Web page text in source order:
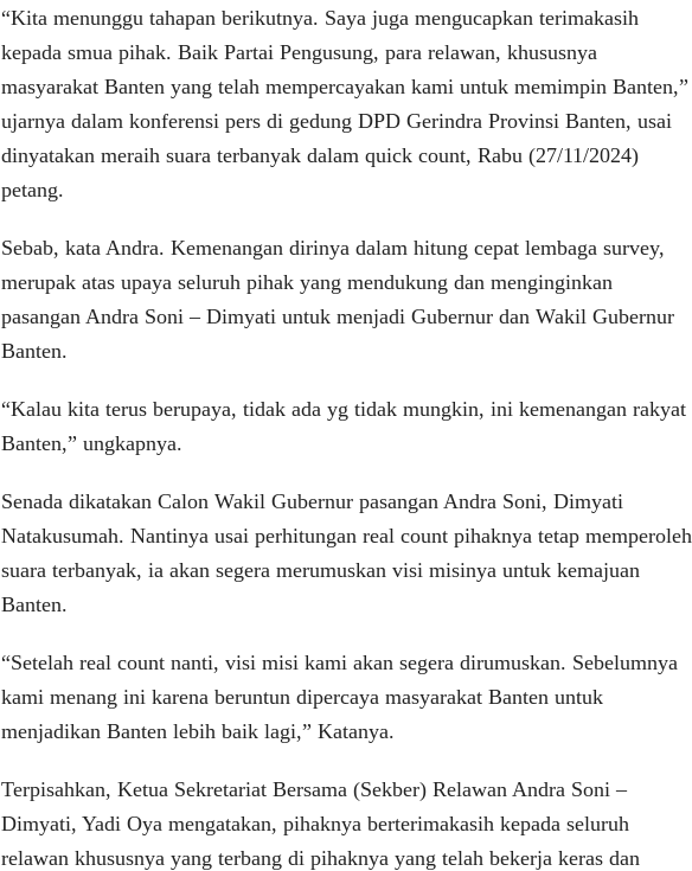
“Kita menunggu tahapan berikutnya. Saya juga mengucapkan terimakasih
kepada smua pihak. Baik Partai Pengusung, para relawan, khususnya
masyarakat Banten yang telah mempercayakan kami untuk memimpin Banten,”
ujarnya dalam konferensi pers di gedung DPD Gerindra Provinsi Banten, usai
dinyatakan meraih suara terbanyak dalam quick count, Rabu (27/11/2024)
petang.
Sebab, kata Andra. Kemenangan dirinya dalam hitung cepat lembaga survey,
merupak atas upaya seluruh pihak yang mendukung dan menginginkan
pasangan Andra Soni – Dimyati untuk menjadi Gubernur dan Wakil Gubernur
Banten.
“Kalau kita terus berupaya, tidak ada yg tidak mungkin, ini kemenangan rakyat
Banten,” ungkapnya.
Senada dikatakan Calon Wakil Gubernur pasangan Andra Soni, Dimyati
Natakusumah. Nantinya usai perhitungan real count pihaknya tetap memperoleh
suara terbanyak, ia akan segera merumuskan visi misinya untuk kemajuan
Banten.
“Setelah real count nanti, visi misi kami akan segera dirumuskan. Sebelumnya
kami menang ini karena beruntun dipercaya masyarakat Banten untuk
menjadikan Banten lebih baik lagi,” Katanya.
Terpisahkan, Ketua Sekretariat Bersama (Sekber) Relawan Andra Soni –
Dimyati, Yadi Oya mengatakan, pihaknya berterimakasih kepada seluruh
relawan khususnya yang terbang di pihaknya yang telah bekerja keras dan